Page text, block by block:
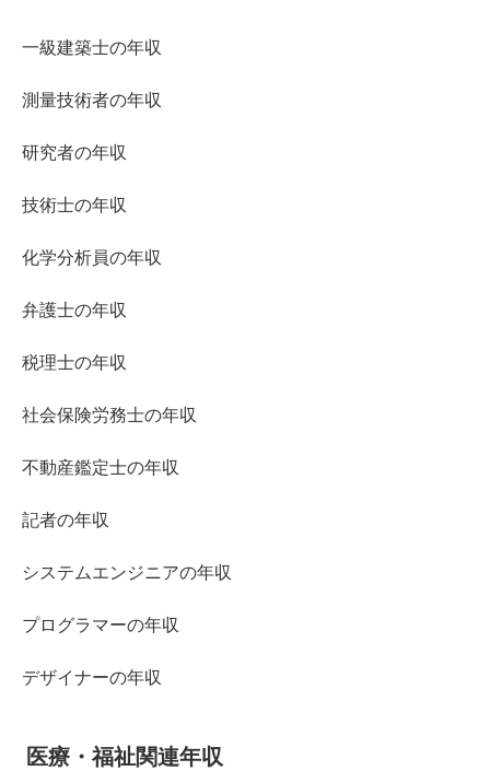
一級建築士の年収
測量技術者の年収
研究者の年収
技術士の年収
化学分析員の年収
弁護士の年収
税理士の年収
社会保険労務士の年収
不動産鑑定士の年収
記者の年収
システムエンジニアの年収
プログラマーの年収
デザイナーの年収
医療・福祉関連年収